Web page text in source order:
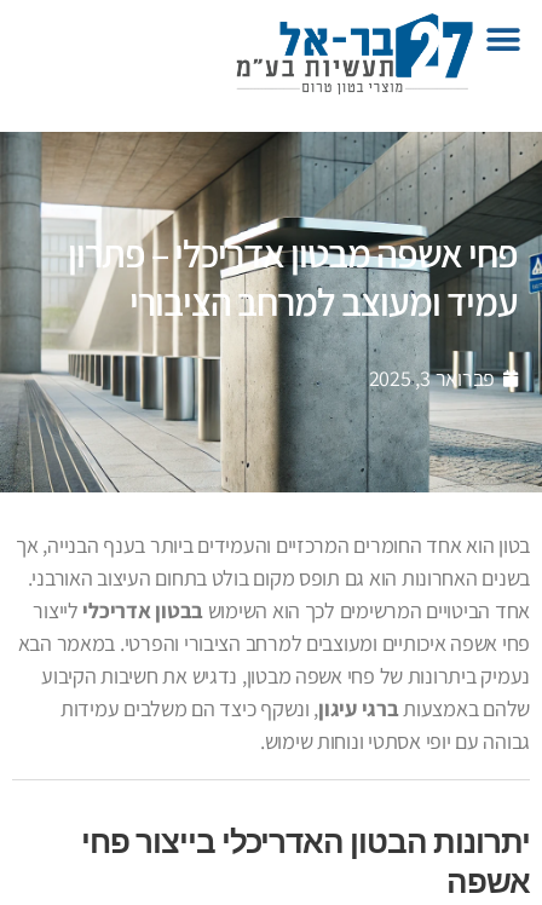
פחי אשפה מבטון אדריכלי – פתרון
עמיד ומעוצב למרחב הציבורי
פברואר 3, 2025
בטון הוא אחד החומרים המרכזיים והעמידים ביותר בענף הבנייה, אך
בשנים האחרונות הוא גם תופס מקום בולט בתחום העיצוב האורבני.
אחד הביטויים המרשימים לכך הוא השימושבבטון אדריכלי לייצור
פחי אשפה איכותיים ומעוצבים למרחב הציבורי והפרטי. במאמר הבא
נעמיק ביתרונות של פחי אשפה מבטון, נדגיש את חשיבות הקיבוע
שלהם באמצעותברגי עיגון, ונשקף כיצד הם משלבים עמידות
גבוהה עם יופי אסתטי ונוחות שימוש.
יתרונות הבטון האדריכלי בייצור פחי
אשפה